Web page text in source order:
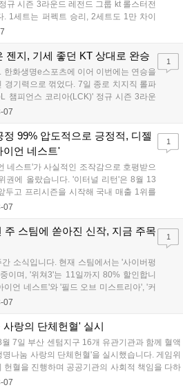
규 시즌 3라운드 레전드 그룹 kt 롤스터전
. 1세트는 퍼펙트 승리, 2세트도 1만 차이
리하면서 말 그대로 압도적인 경기력을 선
젠지, 기세 좋던 KT 상대로 완승
한화생명e스포츠에 이어 이번에는 연승을
경기력으로 꺾었다. 7일 종로 치지직 롤파
챔피언스 코리아(LCK)' 정규 시즌 3라운
터와 젠지 e스포츠의 대결에서 젠지가 압
1,...
07
1
정 99% 압도적으로 긍정적, 디젤
이언 네스트'
네스트'가 사실적인 조작감으로 호평받으
권에 올랐습니다. '이터널 리턴'은 8월 13
두고 프리시즌을 시작해 국내 매출 1위를
맞은 '고스트 리콘' 시리즈는 8월 6일 쇼
즈'와 레트로 수리 시뮬레이션 '리스토
었습니다....
07
1
주 스팀에 쏟아진 신작, 지금 주목
소식입니다. 현재 스팀에서는 '사이버펑
이며, '위쳐3'는 11일까지 80% 할인합니
이언 네스트'와 '필드 오브 미스트리아', '커
있습니다. 한편, 7일 출시된 '마블 투혼'은
리콘: 와일드랜드'는 7년 만의 대규모 업
07
1
랑의 단체헌혈' 실시
7일 부산 센텀지구 16개 유관기관과 함께 혈액
나눔 사랑의 단체헌혈'을 실시했습니다. 게임위
헌혈을 진행하며 공공기관의 사회적 책임을 다하
는 영화진흥위원회 등 14개 기관 임직원이 동참
07